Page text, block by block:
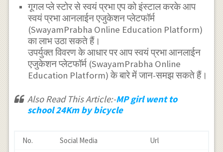
गूगल प्ले स्टोर से स्वयं प्रभा एप को इंस्टाल करके आप
स्वयं प्रभा आनलाईन एजुकेशन प्लेटफॉर्म
(SwayamPrabha Online Education Platform)
का लाभ उठा सकते हैं।
उपर्युक्त विवरण के आधार पर आप स्वयं प्रभा आनलाईन
एजुकेशन प्लेटफॉर्म (SwayamPrabha Online
Education Platform) के बारे में जान-समझ सकते हैं।
Also Read This Article:-MP girl went to
school 24Km by bicycle
No. Social Media
Url